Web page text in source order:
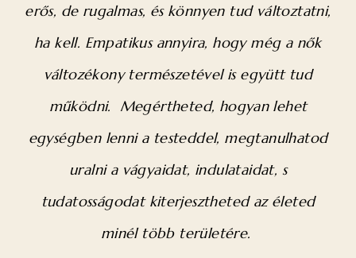
erős, de rugalmas, és könnyen tud változtatni,
ha kell. Empatikus annyira, hogy még a nők
változékony természetével is együtt tud
működni. Megértheted, hogyan lehet
egységben lenni a testeddel, megtanulhatod
uralni a vágyaidat, indulataidat, s
tudatosságodat kiterjesztheted az életed
minél több területére.